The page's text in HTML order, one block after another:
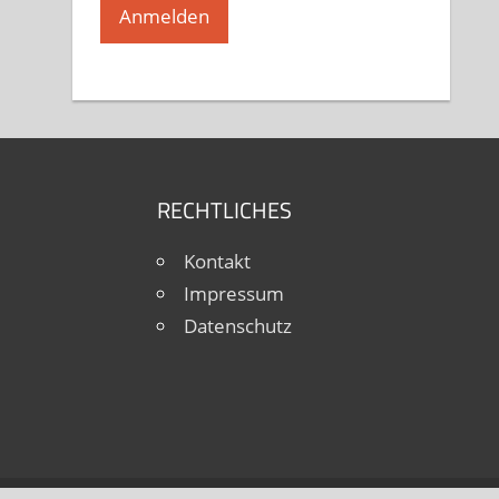
Hobbytanz 1 bei Sascha Jochimski
und Kerstin Oltmanns
RECHTLICHES
Kontakt
Impressum
Datenschutz